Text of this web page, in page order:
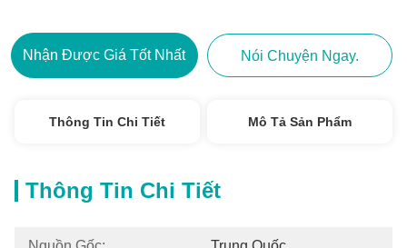
Nhận Được Giá Tốt Nhất Nói Chuyện Ngay.
Thông Tin Chi Tiết Mô Tả Sản Phẩm
Thông Tin Chi Tiết